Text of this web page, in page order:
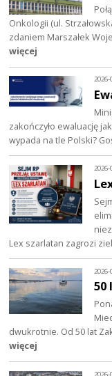
Onkologii (ul.
zdaniem Marszałek
więcej
2026-
zakończyło ewaluację
wypada na tle Polski?
2026-
Lex szarlatan zagrozi
2026-
50
dwukrotnie. Od 50 lat
więcej